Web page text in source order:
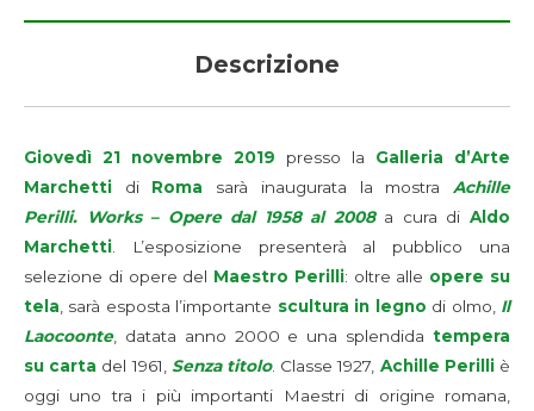
Descrizione
Giovedì 21 novembre 2019 presso la Galleria d’Arte
Marchetti di Roma sarà inaugurata la mostraAchille
Perilli. Works – Opere dal 1958 al 2008a cura diAldo
Marchetti. L’esposizione presenterà al pubblico una
selezione di opere del Maestro Perilli: oltre alle opere su
tela, sarà esposta l’importante scultura in legno di olmo,Il
Laocoonte, datata anno 2000 e una splendida tempera
su carta del 1961, Senza titolo. Classe 1927, Achille Perilliè
oggi uno tra i più importanti Maestri di origine romana,